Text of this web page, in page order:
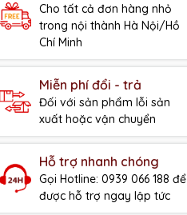
Cho tất cả đơn hàng nhỏ
trong nội thành Hà Nội/Hồ
Chí Minh
Miễn phí đổi - trả
Đối với sản phẩm lỗi sản
xuất hoặc vận chuyển
Hỗ trợ nhanh chóng
Gọi Hotline: 0939 066 188 để
được hỗ trợ ngay lập tức